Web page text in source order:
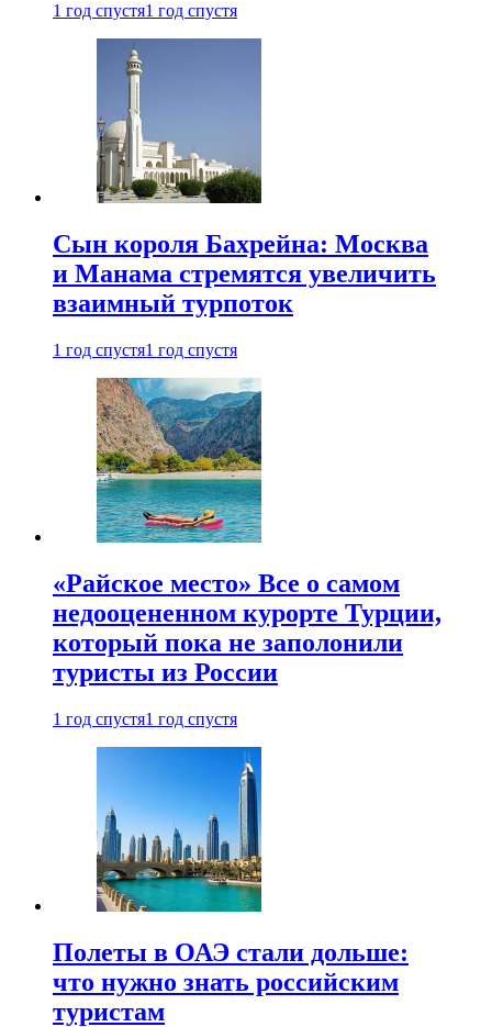
1 год спустя1 год спустя
Сын короля Бахрейна: Москва
и Манама стремятся увеличить
взаимный турпоток
1 год спустя1 год спустя
«Райское место» Все о самом
недооцененном курорте Турции,
который пока не заполонили
туристы из России
1 год спустя1 год спустя
Полеты в ОАЭ стали дольше:
что нужно знать российским
туристам